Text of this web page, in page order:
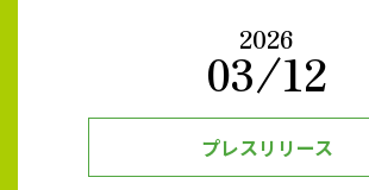
2026
03/12
プレスリリース